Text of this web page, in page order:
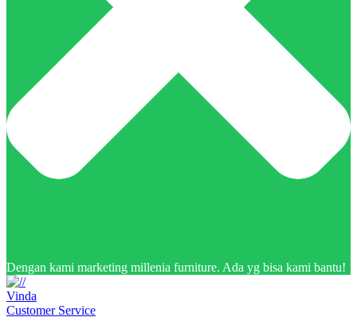
Dengan kami marketing millenia furniture. Ada yg bisa kami bantu!
Vinda
Customer Service